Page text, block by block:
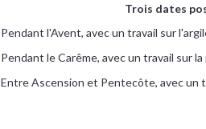
Trois dates
Pendant l'Avent, avec un travail sur
Pendant le Carême, avec un travail sur
Entre Ascension et Pentecôte, avec un